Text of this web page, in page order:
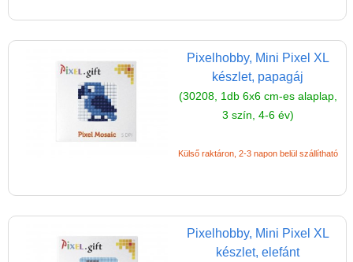
Pixelhobby, Mini Pixel XL
készlet, papagáj
(30208, 1db 6x6 cm-es alaplap,
3 szín, 4-6 év)
Külső raktáron, 2-3 napon belül szállítható
Pixelhobby, Mini Pixel XL
készlet, elefánt
Szerepjáték
(baba,autó,konyha,épület,..)
Tanulást segítő játék
Ügyességi játékok
CSAK NÁLUNK - Egyedi